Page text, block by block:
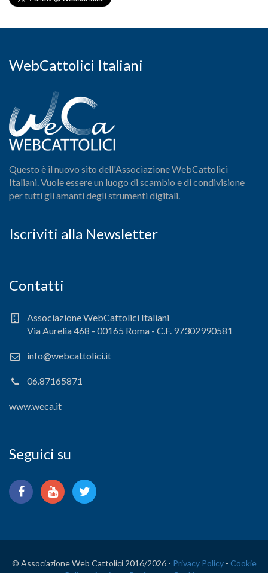
WebCattolici Italiani
Questo è il nuovo sito dell'Associazione WebCattolici
Italiani. Vuole essere un luogo di scambio e di condivisione
per tutti gli amanti degli strumenti digitali.
Iscriviti alla Newsletter
Contatti
Associazione WebCattolici Italiani
Via Aurelia 468 - 00165 Roma - C.F. 97302990581
info@webcattolici.it
06.87165871
www.weca.it
Seguici su
© Associazione Web Cattolici 2016/2026 - Privacy Policy- Cookie